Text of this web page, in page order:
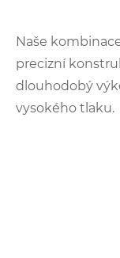
Naše
precizní
dlouhodobý
vysokého tlaku.